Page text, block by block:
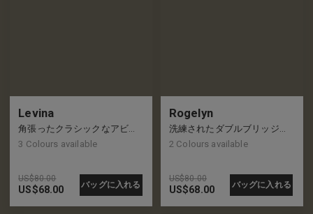
Levina
角張ったクラシックなアビエーター フレーム、新しいレトロな外観
3 Colours available
US$80.00
US$68.00 バッグに入れる
Rogelyn
洗練されたダブルブリッジのアビエーターフレーム、新たなクールのレベル
2 Colours available
US$80.00
US$68.00 バッグに入れる